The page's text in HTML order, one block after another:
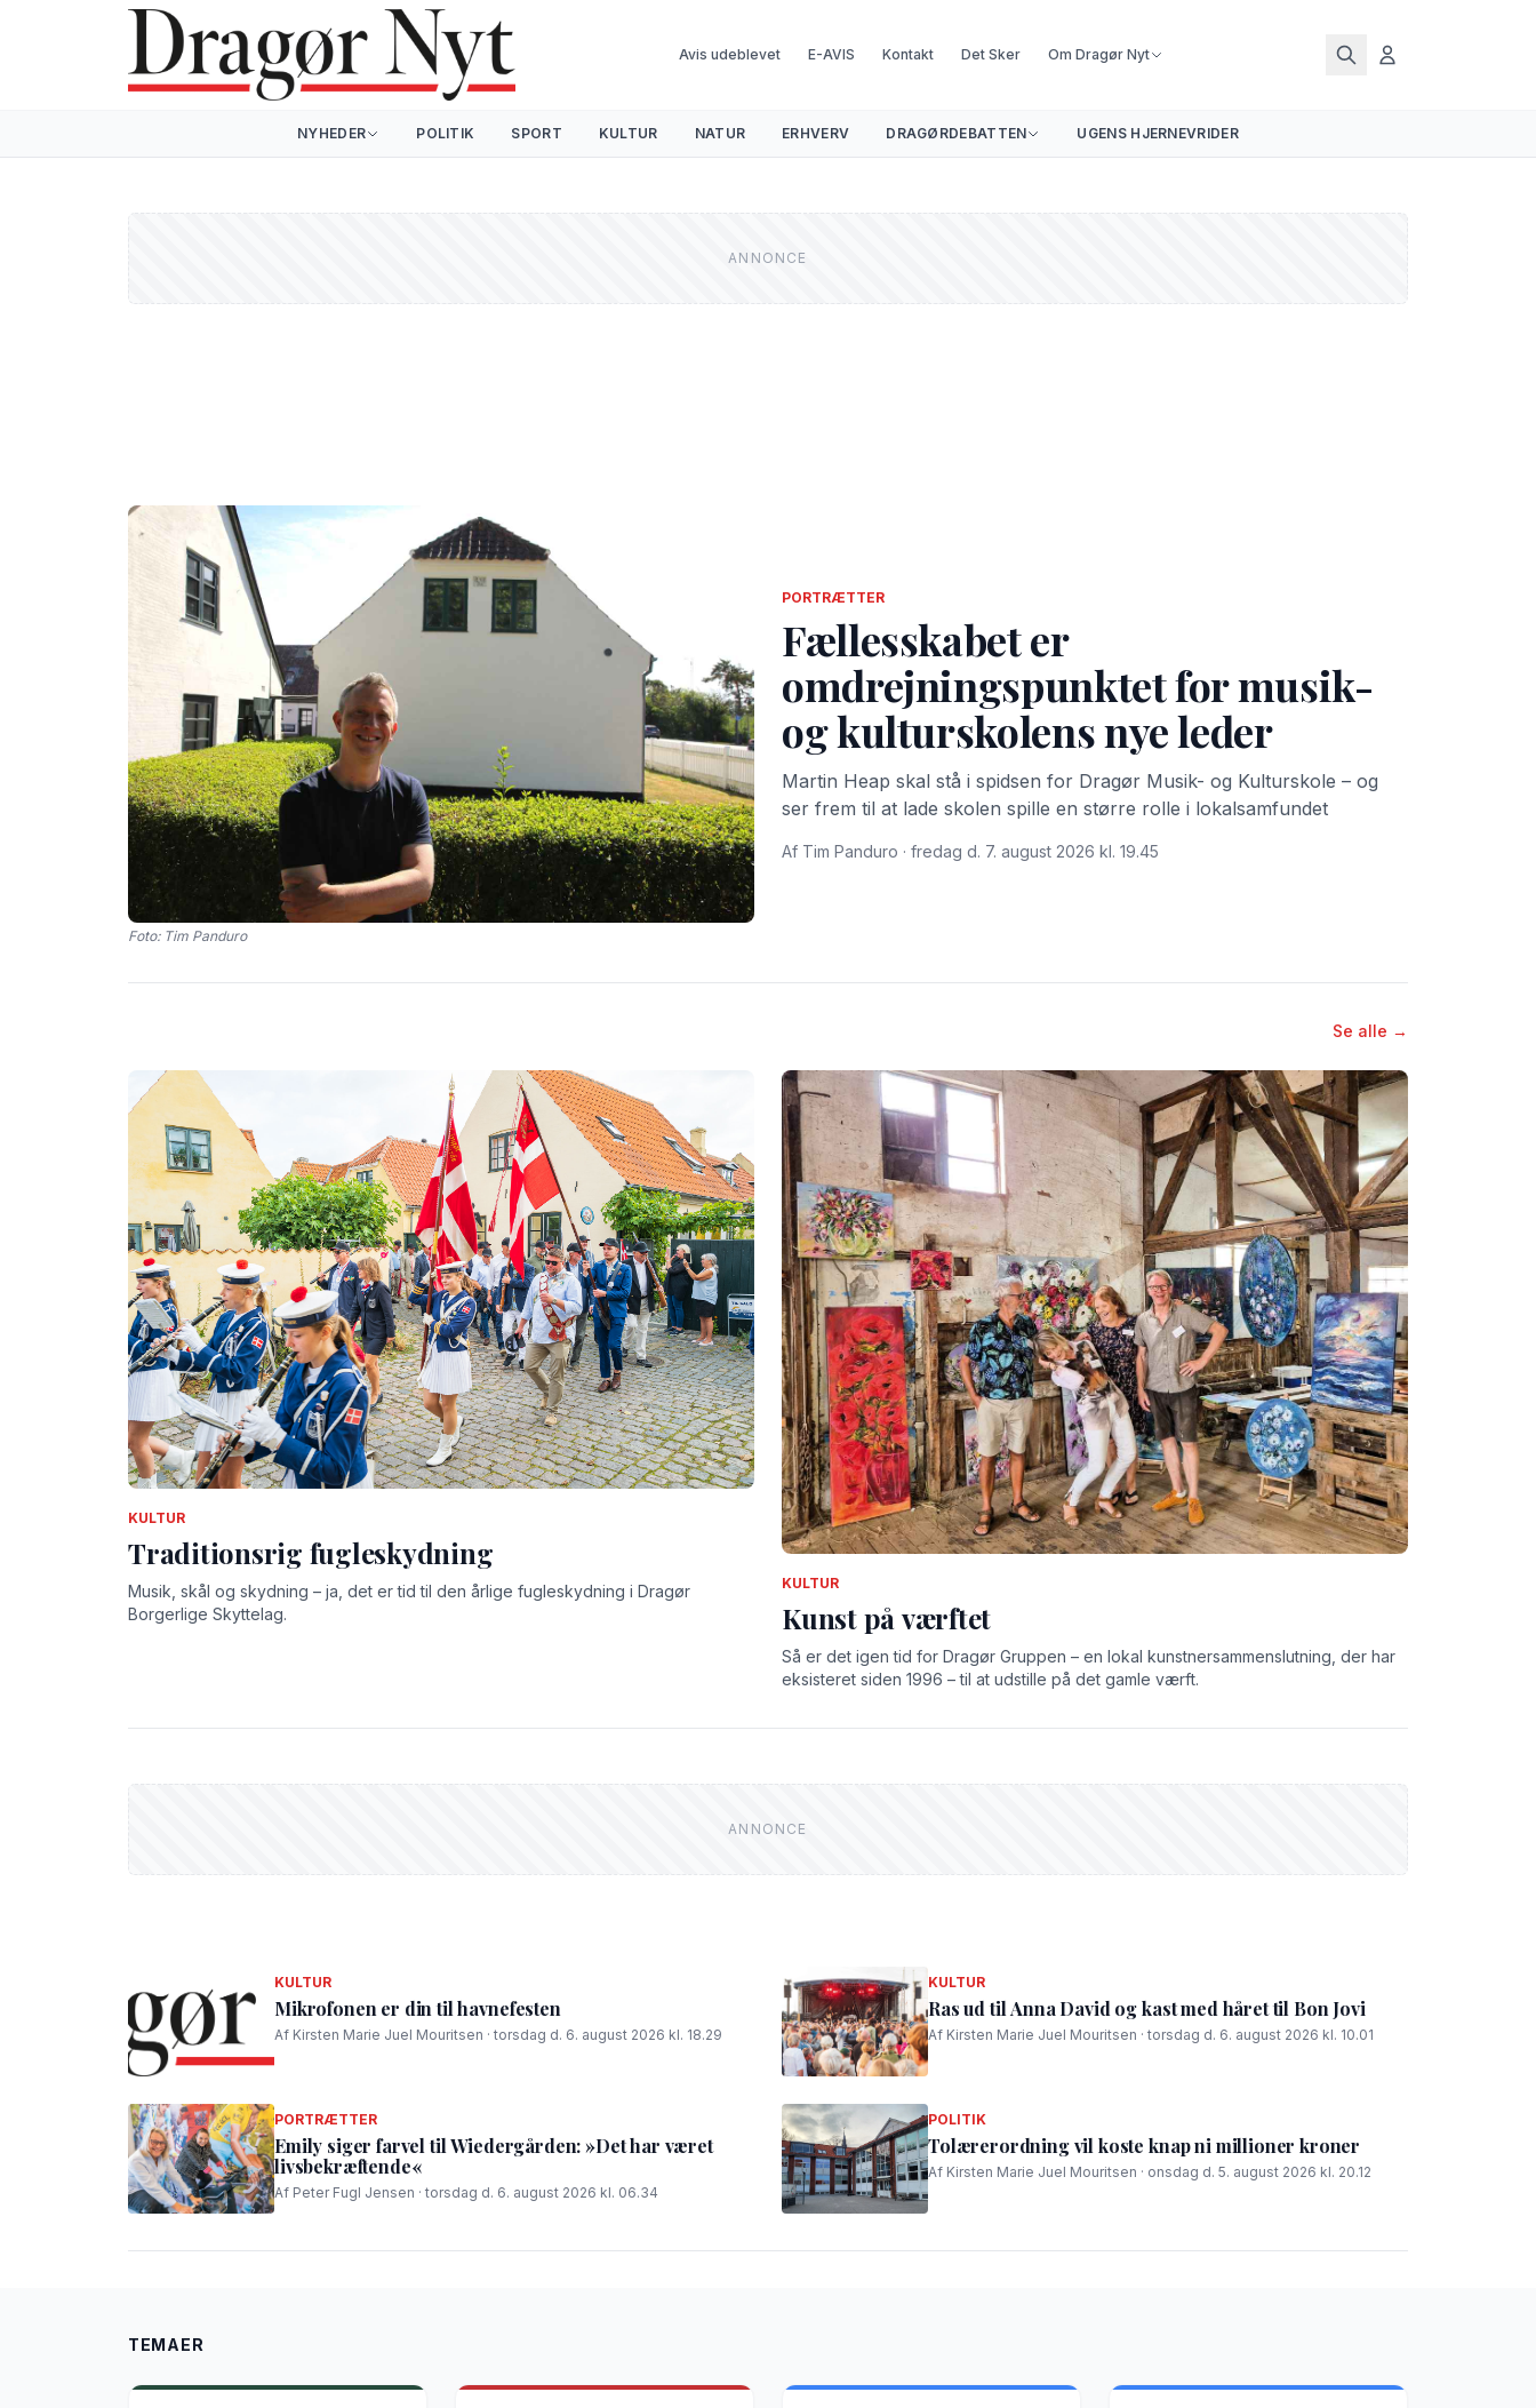
Avis udeblevet E-AVIS Kontakt Det Sker Om Dragør Nyt
NYHEDER POLITIK SPORT KULTUR NATUR ERHVERV DRAGØRDEBATTEN UGENS HJERNEVRIDER
Foto: Tim Panduro
PORTRÆTTER
Fællesskabet er
omdrejningspunktet for musik-
og kulturskolens nye leder
Martin Heap skal stå i spidsen for Dragør Musik- og Kulturskole – og
ser frem til at lade skolen spille en større rolle i lokalsamfundet
Af Tim Panduro · fredag d. 7. august 2026 kl. 19.45
Se alle →
KULTUR
Traditionsrig fugleskydning
Musik, skål og skydning – ja, det er tid til den årlige fugleskydning i Dragør
Borgerlige Skyttelag.
KULTUR
Kunst på værftet
Så er det igen tid for Dragør Gruppen – en lokal kunstnersammenslutning, der har
eksisteret siden 1996 – til at udstille på det gamle værft.
KULTUR
Mikrofonen er din til havnefesten
Af Kirsten Marie Juel Mouritsen · torsdag d. 6. august 2026 kl. 18.29
KULTUR
Ras ud til Anna David og kast med håret til Bon Jovi
Af Kirsten Marie Juel Mouritsen · torsdag d. 6. august 2026 kl. 10.01
PORTRÆTTER
Emily siger farvel til Wiedergården: »Det har været
livsbekræftende«
Af Peter Fugl Jensen · torsdag d. 6. august 2026 kl. 06.34
POLITIK
Tolærerordning vil koste knap ni millioner kroner
Af Kirsten Marie Juel Mouritsen · onsdag d. 5. august 2026 kl. 20.12
TEMAER